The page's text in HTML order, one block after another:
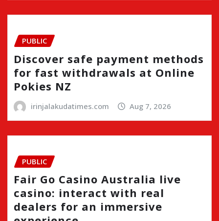
PUBLIC
Discover safe payment methods
for fast withdrawals at Online
Pokies NZ
irinjalakudatimes.com Aug 7, 2026
PUBLIC
Fair Go Casino Australia live
casino: interact with real
dealers for an immersive